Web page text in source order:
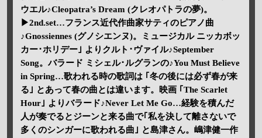
ウエル♪Cleopatra’s Dream (クレオパトラの夢)。
▶2nd.set…フランス近代作曲家サティのピアノ曲
♪Gnossiennes (グノシエンヌ)。ミュージカル ニッカボッ
カー･ホリデー｣ よりクルト･ヴァイル♪September
Song。バラード ミシェル･ルグランの♪You Must Believe
in Spring…歌われる時の歌詞は ｢冬の後には必ず春が来
る｣ とあって春の曲とは違います。映画 ｢The Scarlet
Hour｣ よりバラード♪Never Let Me Go…経験を積んだ
人が奏でるとジーンと来る曲で｢私を決して離さないで
多くのシンガーに歌われる曲｣ と島津さん。嶋津健一作